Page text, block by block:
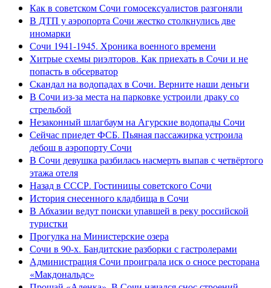
Как в советском Сочи гомосексуалистов разгоняли
В ДТП у аэропорта Сочи жестко столкнулись две
иномарки
Сочи 1941-1945. Хроника военного времени
Хитрые схемы риэлторов. Как приехать в Сочи и не
попасть в обсерватор
Скандал на водопадах в Сочи. Верните наши деньги
В Сочи из-за места на парковке устроили драку со
стрельбой
Незаконный шлагбаум на Агурские водопады Сочи
Сейчас приедет ФСБ. Пьяная пассажирка устроила
дебош в аэропорту Сочи
В Сочи девушка разбилась насмерть выпав с четвёртого
этажа отеля
Назад в СССР. Гостиницы советского Сочи
История снесенного кладбища в Сочи
В Абхазии ведут поиски упавшей в реку российской
туристки
Прогулка на Министерские озера
Сочи в 90-х. Бандитские разборки с гастролерами
Администрация Сочи проиграла иск о сносе ресторана
«Макдональдс»